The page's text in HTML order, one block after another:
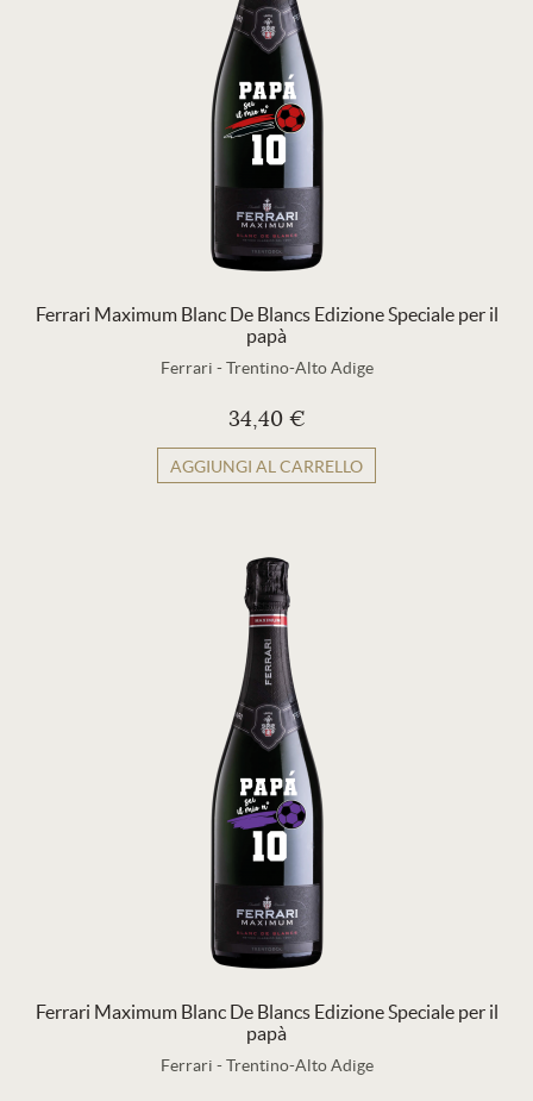
Ferrari Maximum Blanc De Blancs Edizione Speciale per il
papà
Ferrari -Trentino-Alto Adige
34,40 €
AGGIUNGI AL CARRELLO
Ferrari Maximum Blanc De Blancs Edizione Speciale per il
papà
Ferrari -Trentino-Alto Adige